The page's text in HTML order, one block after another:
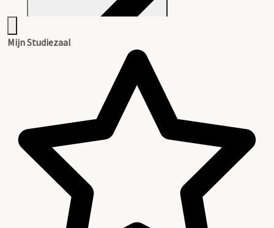
Aanwijzingen voor de gebruiker
Mijn Studiezaal